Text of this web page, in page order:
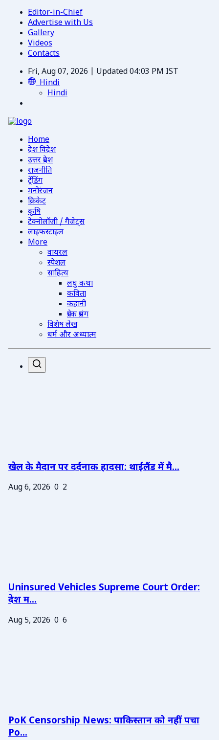
Editor-in-Chief
Advertise with Us
Gallery
Videos
Contacts
Fri, Aug 07, 2026 | Updated 04:03 PM IST
Hindi
Hindi
Home
देश विदेश
उत्तर प्रदेश
राजनीति
ट्रेंडिंग
मनोरंजन
क्रिकेट
कृषि
टेक्नोलॉजी / गैजेट्स
लाइफस्टाइल
More
वायरल
स्पेशल
साहित्य
लघु कथा
कविता
कहानी
प्रेरक प्रसंग
विशेष लेख
धर्म और अध्यात्म
खेल के मैदान पर दर्दनाक हादसा: थाईलैंड में मै...
Aug 6, 2026 0 2
Uninsured Vehicles Supreme Court Order:
देश म...
Aug 5, 2026 0 6
PoK Censorship News: पाकिस्तान को नहीं पचा
Po...